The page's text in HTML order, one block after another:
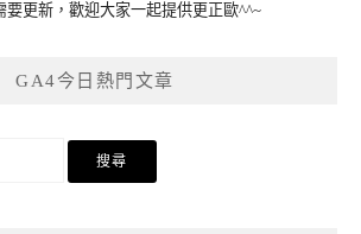
要更新，歡迎大家一起提供更正歐^^~
GA4今日熱門文章